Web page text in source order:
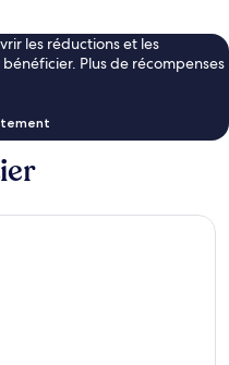
les réductions et les
Plus de récompenses